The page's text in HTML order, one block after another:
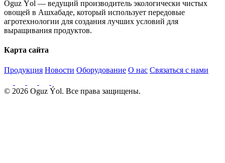
Oguz Ýol — ведущий производитель экологически чистых
овощей в Ашхабаде, который использует передовые
агротехнологии для создания лучших условий для
выращивания продуктов.
Карта сайта
Продукция Новости Оборудование О нас Связаться с нами
© 2026 Oguz Ýol. Все права защищены.